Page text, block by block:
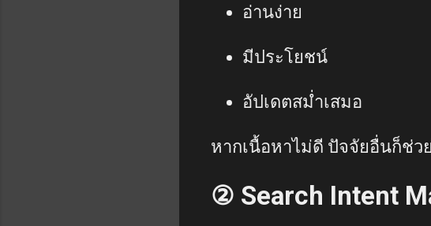
อ่านง่าย
มีประโยชน์
อัปเดตสม่ำเสมอ
หากเนื้อหาไม่ดี ปัจจัยอื่นก็ช่ว
② Search Intent